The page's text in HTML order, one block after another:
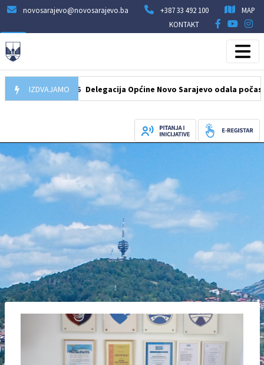
novosarajevo@novosarajevo.ba +387 33 492 100
MAP
KONTAKT
IZDVAJAMO
07.08.2026 Delegacija Općine Novo Sarajevo odala počast